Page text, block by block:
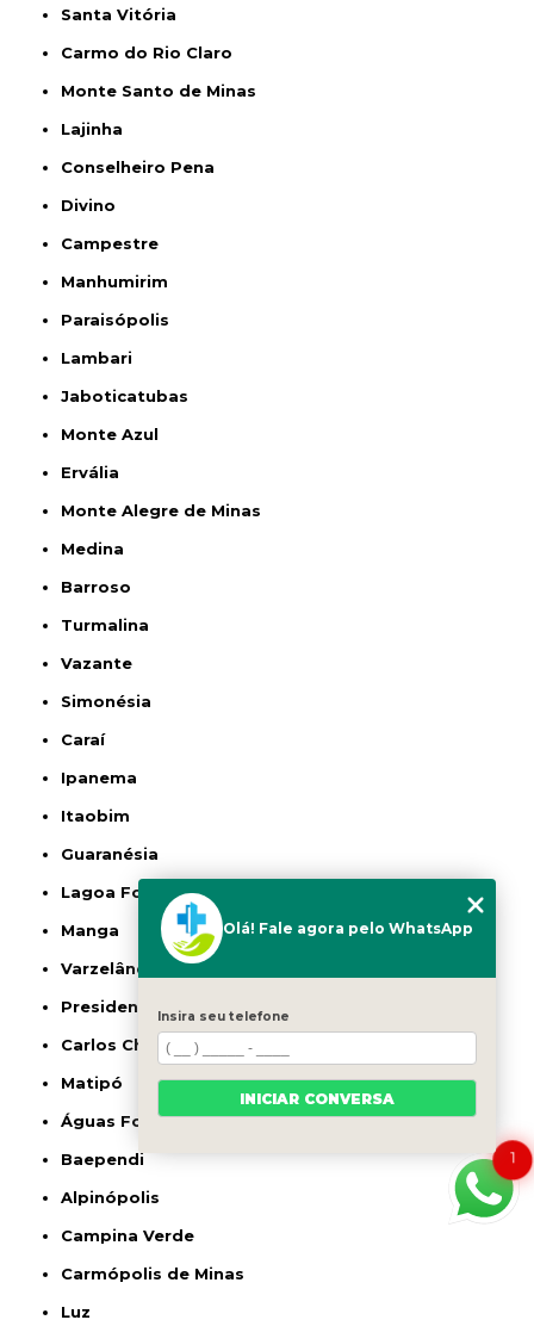
Santa Vitória
Carmo do Rio Claro
Monte Santo de Minas
Lajinha
Conselheiro Pena
Divino
Campestre
Manhumirim
Paraisópolis
Lambari
Jaboticatubas
Monte Azul
Ervália
Monte Alegre de Minas
Medina
Barroso
Turmalina
Vazante
Simonésia
Caraí
Ipanema
Itaobim
Guaranésia
Lagoa Formosa
Manga
Varzelândia
Presidente Olegário
Carlos Chagas
Matipó
Águas Formosas
Baependi
Alpinópolis
Campina Verde
Carmópolis de Minas
Luz
1
Olá! Fale agora pelo WhatsApp
Insira seu telefone
INICIAR CONVERSA